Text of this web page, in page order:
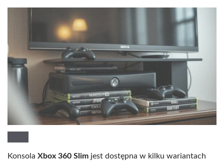
Konsola Xbox 360 Slim jest dostępna w kilku wariantach